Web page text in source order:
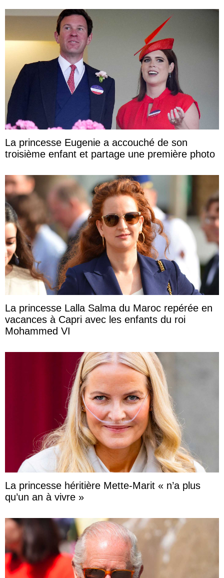
La princesse Eugenie a accouché de son
troisième enfant et partage une première photo
La princesse Lalla Salma du Maroc repérée en
vacances à Capri avec les enfants du roi
Mohammed VI
La princesse héritière Mette-Marit « n’a plus
qu’un an à vivre »